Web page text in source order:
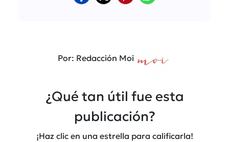
Por: Redacción Moi
¿Qué tan útil fue esta
publicación?
¡Haz clic en una estrella para calificarla!